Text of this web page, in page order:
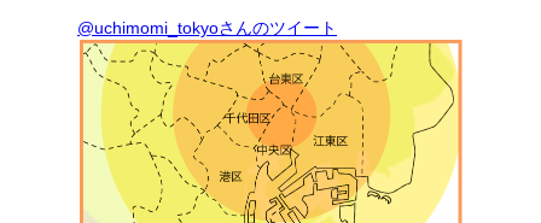
@uchimomi_tokyoさんのツイート